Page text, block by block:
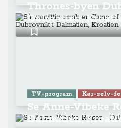
Thrones-byen
Dalmatien,
TV-program Kør-selv-
Se Anne-Vibeke
Dalmatien,